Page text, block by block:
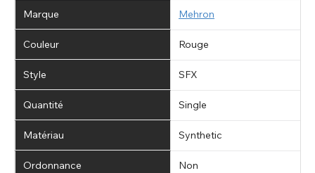
Marque Mehron
Couleur Rouge
Style SFX
Quantité Single
Matériau Synthetic
Ordonnance Non